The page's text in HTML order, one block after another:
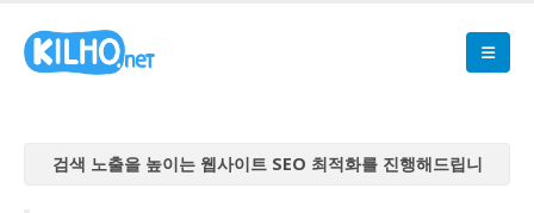
검색 노출을 높이는 웹사이트 SEO 최적화를 진행해드립니